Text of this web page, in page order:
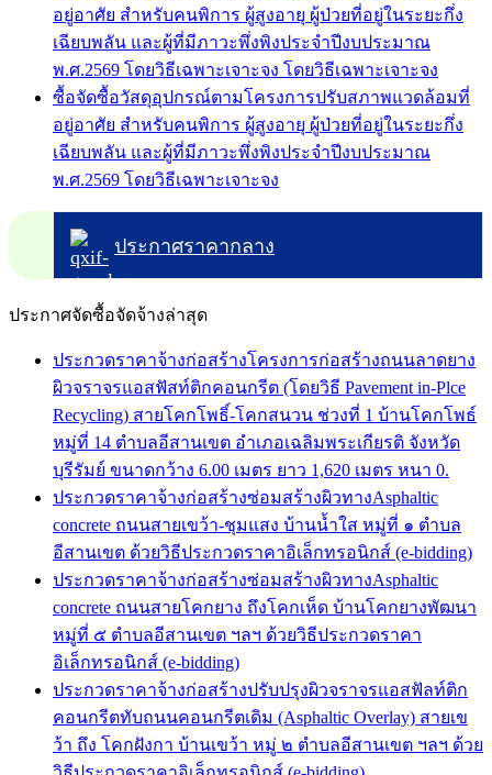
อยู่อาศัย สำหรับคนพิการ ผู้สูงอายุ ผู้ป่วยที่อยู่ในระยะกึ่ง
เฉียบพลัน และผู้ที่มีภาวะพึ่งพิงประจำปีงบประมาณ
พ.ศ.2569 โดยวิธีเฉพาะเจาะจง โดยวิธีเฉพาะเจาะจง
ซื้อจัดซื้อวัสดุอุปกรณ์ตามโครงการปรับสภาพแวดล้อมที่
อยู่อาศัย สำหรับคนพิการ ผู้สูงอายุ ผู้ป่วยที่อยู่ในระยะกึ่ง
เฉียบพลัน และผู้ที่มีภาวะพึ่งพิงประจำปีงบประมาณ
พ.ศ.2569 โดยวิธีเฉพาะเจาะจง
ประกาศราคากลาง
ประกาศจัดซื้อจัดจ้างล่าสุด
ประกวดราคาจ้างก่อสร้างโครงการก่อสร้างถนนลาดยาง
ผิวจราจรแอสฟัสท์ติกคอนกรีต (โดยวิธี Pavement in-Plce
Recycling) สายโคกโพธิ์-โคกสนวน ช่วงที่ 1 บ้านโคกโพธ์
หมู่ที่ 14 ตำบลอีสานเขต อำเภอเฉลิมพระเกียรติ จังหวัด
บุรีรัมย์ ขนาดกว้าง 6.00 เมตร ยาว 1,620 เมตร หนา 0.
ประกวดราคาจ้างก่อสร้างซ่อมสร้างผิวทางAsphaltic
concrete ถนนสายเขว้า-ชุมแสง บ้านน้ำใส หมู่ที่ ๑ ตำบล
อีสานเขต ด้วยวิธีประกวดราคาอิเล็กทรอนิกส์ (e-bidding)
ประกวดราคาจ้างก่อสร้างซ่อมสร้างผิวทางAsphaltic
concrete ถนนสายโคกยาง ถึงโคกเห็ด บ้านโคกยางพัฒนา
หมู่ที่ ๕ ตำบลอีสานเขต ฯลฯ ด้วยวิธีประกวดราคา
อิเล็กทรอนิกส์ (e-bidding)
ประกวดราคาจ้างก่อสร้างปรับปรุงผิวจราจรแอสฟัลท์ติก
คอนกรีตทับถนนคอนกรีตเดิม (Asphaltic Overlay) สายเข
ว้า ถึง โคกฝังกา บ้านเขว้า หมู่ ๒ ตำบลอีสานเขต ฯลฯ ด้วย